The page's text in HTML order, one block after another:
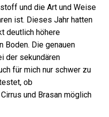
und die Art und Weise
ist. Dieses Jahr hatten
deutlich höhere
Boden. Die genauen
der sekundären
für mich nur schwer zu
ob
und Brasan möglich